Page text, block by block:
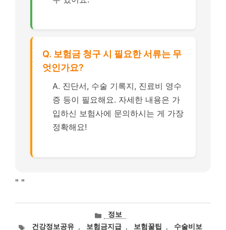
Q. 보험금 청구 시 필요한 서류는 무
엇인가요?
A. 진단서, 수술 기록지, 진료비 영수
증 등이 필요해요. 자세한 내용은 가
입하신 보험사에 문의하시는 게 가장
정확해요!
" "
카
테
정보
태건강정보공유 , 보험금지급 , 보험꿀팁 ,
수술비보